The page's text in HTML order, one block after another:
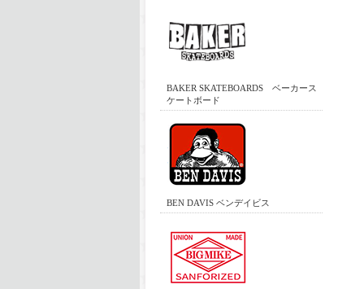
BAKER SKATEBOARDS ベーカース
ケートボード
BEN DAVIS ベンデイビス